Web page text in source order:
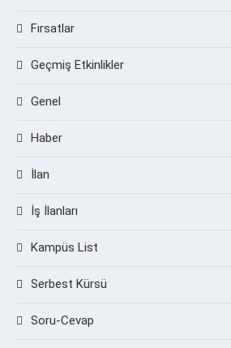
Fırsatlar
Geçmiş Etkinlikler
Genel
Haber
İlan
İş İlanları
Kampüs List
Serbest Kürsü
Soru-Cevap